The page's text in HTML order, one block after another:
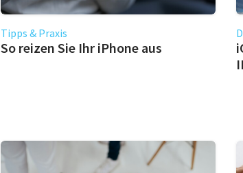
Tipps & Praxis
So reizen Sie Ihr iPhone aus